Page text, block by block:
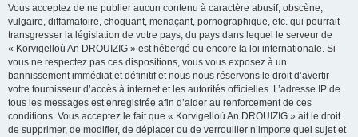
Vous acceptez de ne publier aucun contenu à caractère abusif, obscène,
vulgaire, diffamatoire, choquant, menaçant, pornographique, etc. qui pourrait
transgresser la législation de votre pays, du pays dans lequel le serveur de
« Korvigelloù An DROUIZIG » est hébergé ou encore la loi internationale. Si
vous ne respectez pas ces dispositions, vous vous exposez à un
bannissement immédiat et définitif et nous nous réservons le droit d’avertir
votre fournisseur d’accès à internet et les autorités officielles. L’adresse IP de
tous les messages est enregistrée afin d’aider au renforcement de ces
conditions. Vous acceptez le fait que « Korvigelloù An DROUIZIG » ait le droit
de supprimer, de modifier, de déplacer ou de verrouiller n’importe quel sujet et